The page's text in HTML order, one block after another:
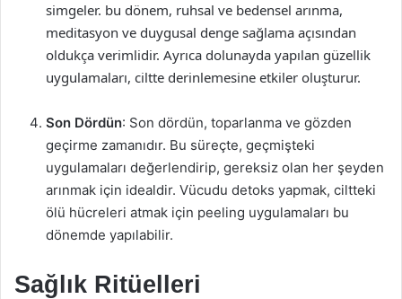
simgeler. bu dönem, ruhsal ve bedensel arınma,
meditasyon ve duygusal denge sağlama açısından
oldukça verimlidir. Ayrıca dolunayda yapılan güzellik
uygulamaları, ciltte derinlemesine etkiler oluşturur.
Son Dördün: Son dördün, toparlanma ve gözden
geçirme zamanıdır. Bu süreçte, geçmişteki
uygulamaları değerlendirip, gereksiz olan her şeyden
arınmak için idealdir. Vücudu detoks yapmak, ciltteki
ölü hücreleri atmak için peeling uygulamaları bu
dönemde yapılabilir.
Sağlık Ritüelleri